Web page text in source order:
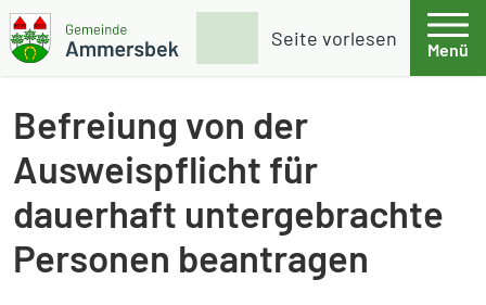
Weiter zum Inhalt
Skip to footer
Seite vorlesen
Suche
Menü
Befreiung von der
Ausweispflicht für
dauerhaft untergebrachte
Personen beantragen